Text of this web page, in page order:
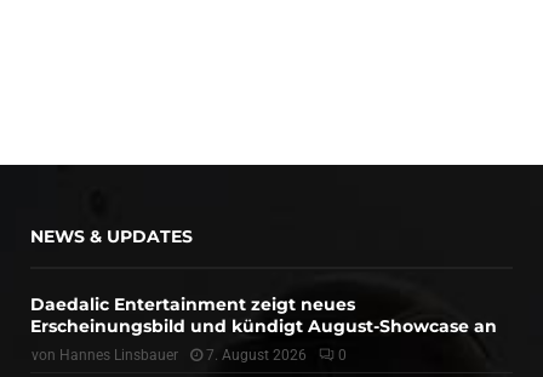
NEWS & UPDATES
Daedalic Entertainment zeigt neues
Erscheinungsbild und kündigt August-Showcase an
von Hannes Linsbauer 7. August 2026 0